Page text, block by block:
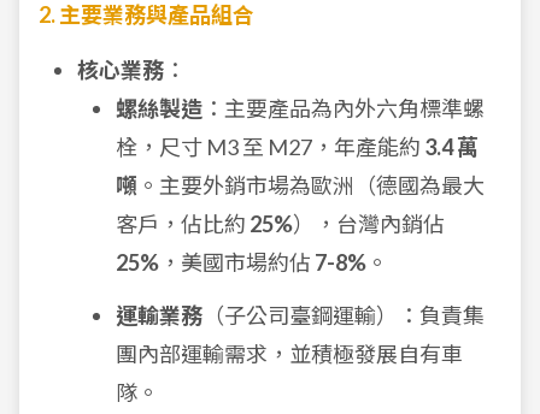
2. 主要業務與產品組合
核心業務 ：
螺絲製造 ：主要產品為內外六角標準螺
栓，尺寸 M3 至 M27，年產能約 3.4 萬
噸 。主要外銷市場為歐洲（德國為最大
客戶，佔比約 25%），台灣內銷佔
25% ，美國市場約佔 7-8% 。
運輸業務 （子公司臺鋼運輸）：負責集
團內部運輸需求，並積極發展自有車
隊。